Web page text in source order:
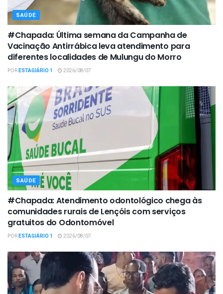
SAÚDE
#Chapada: Última semana da Campanha de
Vacinação Antirrábica leva atendimento para
diferentes localidades de Mulungu do Morro
PORESTAGIÁRIO 1 2026/08/07
SAÚDE
#Chapada: Atendimento odontológico chega às
comunidades rurais de Lençóis com serviços
gratuitos do Odontomóvel
PORESTAGIÁRIO 1 2026/08/07